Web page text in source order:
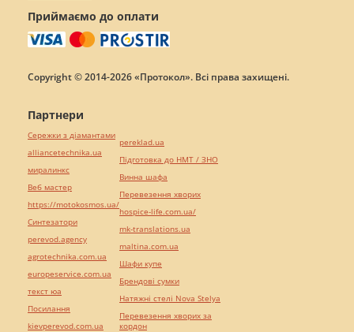
Приймаємо до оплати
Copyright © 2014-2026 «Протокол». Всі права захищені.
Партнери
Сережки з діамантами
alliancetechnika.ua
миралинкс
Веб мастер
https://motokosmos.ua/
Синтезатори
perevod.agency
agrotechnika.com.ua
europeservice.com.ua
текст юа
Посилання
kievperevod.com.ua
pereklad.ua
Підготовка до НМТ / ЗНО
Винна шафа
Перевезення хворих
hospice-life.com.ua/
mk-translations.ua
maltina.com.ua
Шафи купе
Брендові сумки
Натяжні стелі Nova Stelya
Перевезення хворих за
кордон